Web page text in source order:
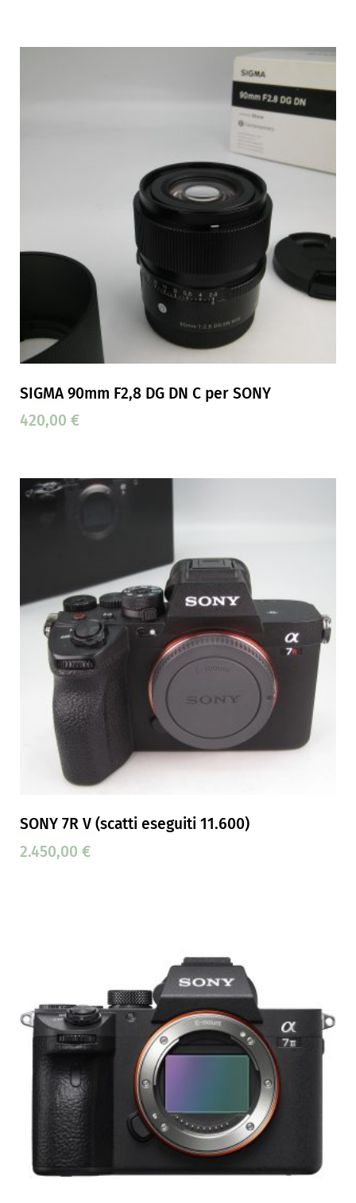
SIGMA 90mm F2,8 DG DN C per SONY
420,00 €
SONY 7R V (scatti eseguiti 11.600)
2.450,00 €